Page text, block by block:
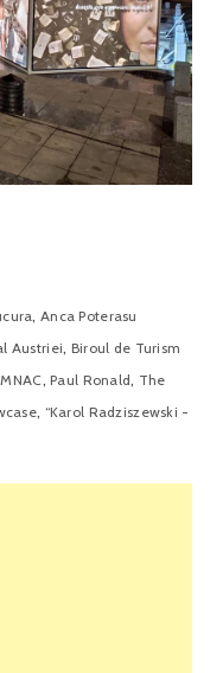
,Anca Poterasu
Austriei, Biroul de Turism
MNAC,Paul Ronald, The
, “Karol Radziszewski -